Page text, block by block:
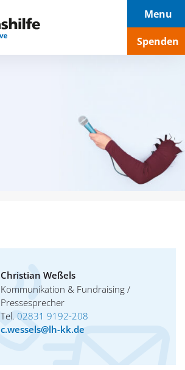
Menu
Spenden
Christian Weßels
Kommunikation & Fundraising /
Pressesprecher
Tel. 02831 9192-208
c.wessels@lh-kk.de